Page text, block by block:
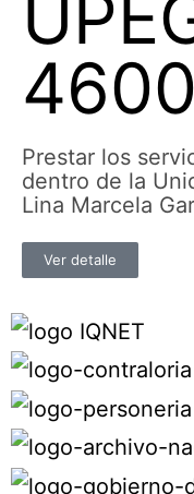
Prestar los
dentro de la
Lina Marcela
Ver detalle